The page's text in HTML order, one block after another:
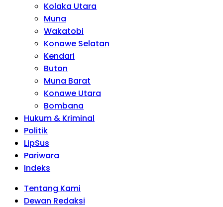
Kolaka Utara
Muna
Wakatobi
Konawe Selatan
Kendari
Buton
Muna Barat
Konawe Utara
Bombana
Hukum & Kriminal
Politik
LipSus
Pariwara
Indeks
Tentang Kami
Dewan Redaksi